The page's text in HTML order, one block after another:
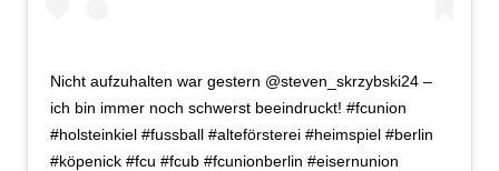
Nicht aufzuhalten war gestern @steven_skrzybski24 –
ich bin immer noch schwerst beeindruckt! #fcunion
#holsteinkiel #fussball #alteförsterei #heimspiel #berlin
#köpenick #fcu #fcub #fcunionberlin #eisernunion